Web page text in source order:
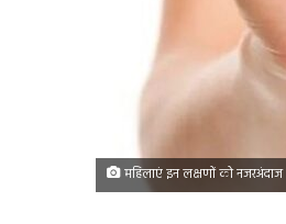
महिलाएं इन लक्षणों को नजरअंदाज